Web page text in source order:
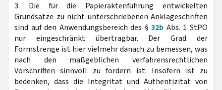
3. Die für die Papieraktenführung entwickelten
Grundsätze zu nicht unterschriebenen Anklageschriften
sind auf den Anwendungsbereich des §32b Abs. 1 StPO
nur eingeschränkt übertragbar. Der Grad der
Formstrenge ist hier vielmehr danach zu bemessen, was
nach den maßgeblichen verfahrensrechtlichen
Vorschriften sinnvoll zu fordern ist. Insofern ist zu
bedenken, dass die Integrität und Authentizität von